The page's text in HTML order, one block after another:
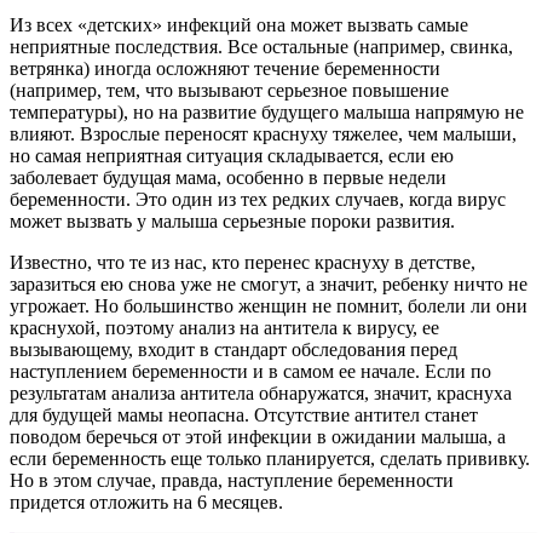
Из всех «детских» инфекций она может вызвать самые
неприятные последствия. Все остальные (например, свинка,
ветрянка) иногда осложняют течение беременности
(например, тем, что вызывают серьезное повышение
температуры), но на развитие будущего малыша напрямую не
влияют. Взрослые переносят краснуху тяжелее, чем малыши,
но самая неприятная ситуация складывается, если ею
заболевает будущая мама, особенно в первые недели
беременности. Это один из тех редких случаев, когда вирус
может вызвать у малыша серьезные пороки развития.
Известно, что те из нас, кто перенес краснуху в детстве,
заразиться ею снова уже не смогут, а значит, ребенку ничто не
угрожает. Но большинство женщин не помнит, болели ли они
краснухой, поэтому анализ на антитела к вирусу, ее
вызывающему, входит в стандарт обследования перед
наступлением беременности и в самом ее начале. Если по
результатам анализа антитела обнаружатся, значит, краснуха
для будущей мамы неопасна. Отсутствие антител станет
поводом беречься от этой инфекции в ожидании малыша, а
если беременность еще только планируется, сделать прививку.
Но в этом случае, правда, наступление беременности
придется отложить на 6 месяцев.